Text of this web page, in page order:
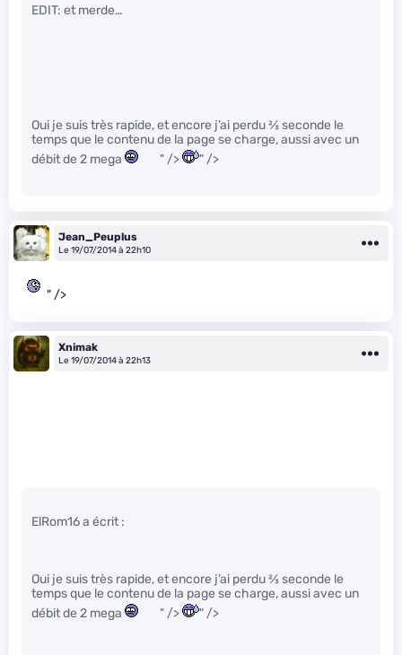
EDIT: et merde…
Oui je suis très rapide, et encore j’ai perdu2⁄3seconde le
temps que le contenu de la page se charge, aussi avec un
débit de 2 mega
" /> " />
Jean_Peuplus
Le 19/07/2014 à 22h10
" />
Xnimak
Le 19/07/2014 à 22h13
ElRom16 a écrit :
Oui je suis très rapide, et encore j’ai perdu2⁄3seconde le
temps que le contenu de la page se charge, aussi avec un
débit de 2 mega
" /> " />